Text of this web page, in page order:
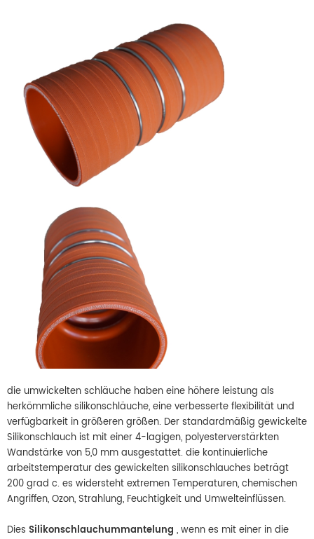
die umwickelten schläuche haben eine höhere leistung als
herkömmliche silikonschläuche, eine verbesserte flexibilität und
verfügbarkeit in größeren größen. Der standardmäßig gewickelte
Silikonschlauch ist mit einer 4-lagigen, polyesterverstärkten
Wandstärke von 5,0 mm ausgestattet. die kontinuierliche
arbeitstemperatur des gewickelten silikonschlauches beträgt
200 grad c. es widersteht extremen Temperaturen, chemischen
Angriffen, Ozon, Strahlung, Feuchtigkeit und Umwelteinflüssen.
Dies Silikonschlauchummantelung , wenn es mit einer in die